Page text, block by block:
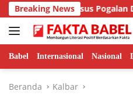
Langsung
ke
konten
Breaking News
Putra Sebut Kasus Pogalan
Babel Internasional Nasional
Beranda Kalbar